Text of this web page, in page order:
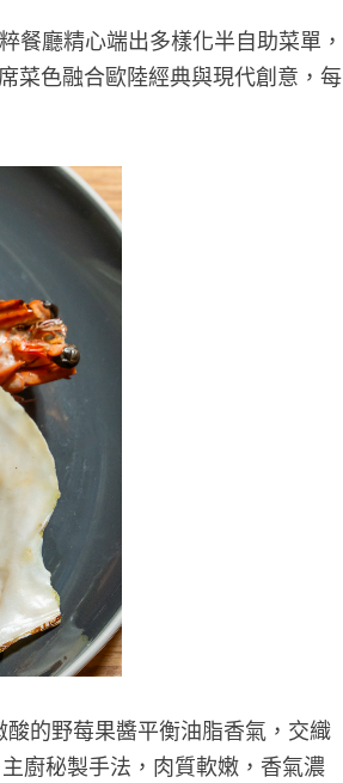
餐廳精心端出多樣化半自助菜單，
菜色融合歐陸經典與現代創意，每
的野莓果醬平衡油脂香氣，交織
廚秘製手法，肉質軟嫩，香氣濃